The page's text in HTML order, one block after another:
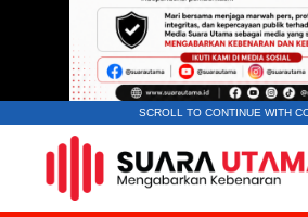
SCROLL TO CONTINUE WITH